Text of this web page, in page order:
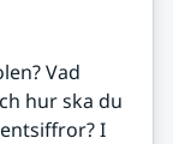
Vad
hur ska du
I